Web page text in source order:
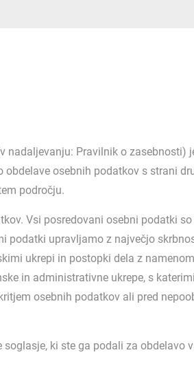
nadaljevanju: Pravilnik o
osebnih podatkov s strani
področju.
Vsi posredovani osebni podatki
podatki upravljamo z največjo
ukrepi in postopki dela z
in administrativne ukrepe, s
osebnih podatkov ali pred
ki ste ga podali za obdelavo